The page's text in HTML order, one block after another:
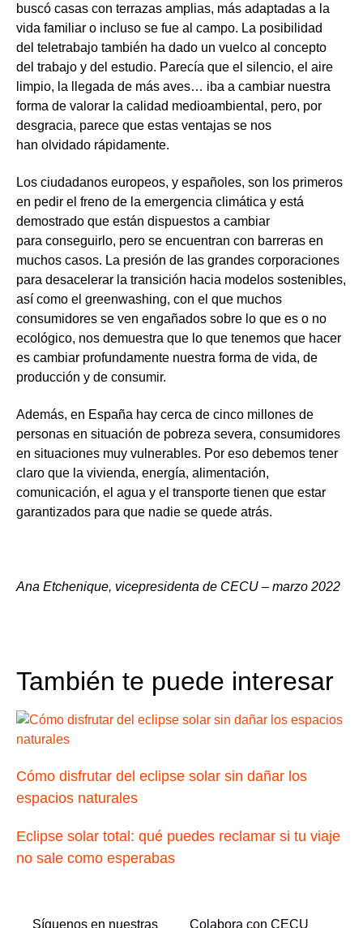
buscó casas con terrazas amplias, más adaptadas a la
vida familiar o incluso se fue al campo. La posibilidad
del teletrabajo también ha dado un vuelco al concepto
del trabajo y del estudio. Parecía que el silencio, el aire
limpio, la llegada de más aves… iba a cambiar nuestra
forma de valorar la calidad medioambiental, pero, por
desgracia, parece que estas ventajas se nos
han olvidado rápidamente.
Los ciudadanos europeos, y españoles, son los primeros
en pedir el freno de la emergencia climática y está
demostrado que están dispuestos a cambiar
para conseguirlo, pero se encuentran con barreras en
muchos casos. La presión de las grandes corporaciones
para desacelerar la transición hacia modelos sostenibles,
así como el greenwashing, con el que muchos
consumidores se ven engañados sobre lo que es o no
ecológico, nos demuestra que lo que tenemos que hacer
es cambiar profundamente nuestra forma de vida, de
producción y de consumir.
Además, en España hay cerca de cinco millones de
personas en situación de pobreza severa, consumidores
en situaciones muy vulnerables. Por eso debemos tener
claro que la vivienda, energía, alimentación,
comunicación, el agua y el transporte tienen que estar
garantizados para que nadie se quede atrás.
Ana Etchenique, vicepresidenta de CECU – marzo 2022
También te puede interesar
Cómo disfrutar del eclipse solar sin dañar los
espacios naturales
Eclipse solar total: qué puedes reclamar si tu viaje
no sale como esperabas
Síguenos en nuestras
Colabora con CECU